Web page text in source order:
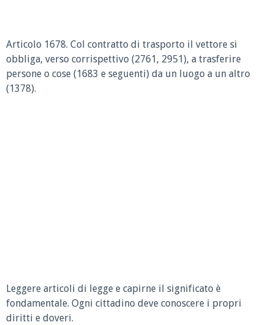
Articolo 1678. Col contratto di trasporto il vettore si
obbliga, verso corrispettivo (2761, 2951), a trasferire
persone o cose (1683 e seguenti) da un luogo a un altro
(1378).
Leggere articoli di legge e capirne il significato è
fondamentale. Ogni cittadino deve conoscere i propri
diritti e doveri.